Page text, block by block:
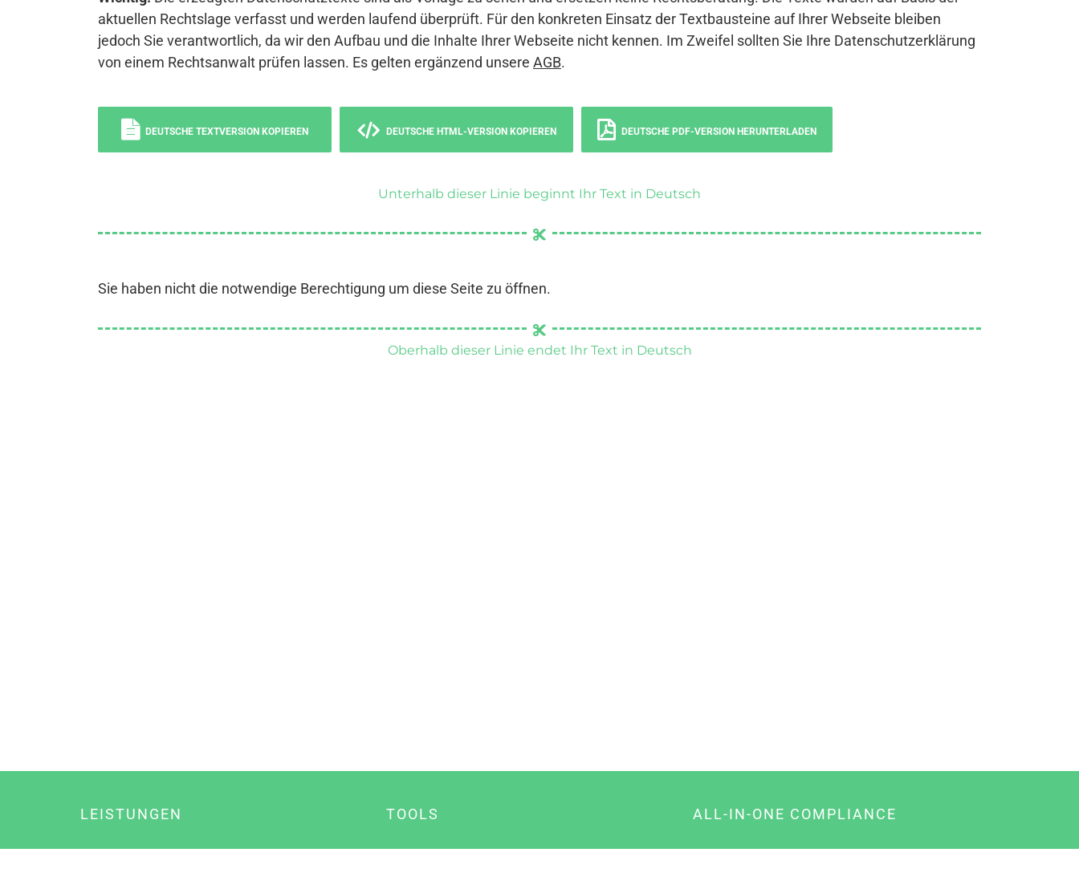
aktuellen Rechtslage verfasst und werden laufend überprüft. Für den konkreten Einsatz der Textbausteine auf Ihrer Webseite bleiben
jedoch Sie verantwortlich, da wir den Aufbau und die Inhalte Ihrer Webseite nicht kennen. Im Zweifel sollten Sie Ihre Datenschutzerklärung
von einem Rechtsanwalt prüfen lassen. Es gelten ergänzend unsere AGB.
DEUTSCHE TEXTVERSION KOPIEREN DEUTSCHE HTML-VERSION KOPIEREN DEUTSCHE PDF-VERSION HERUNTERLADEN
Unterhalb dieser Linie beginnt Ihr Text in Deutsch
Sie haben nicht die notwendige Berechtigung um diese Seite zu öffnen.
Oberhalb dieser Linie endet Ihr Text in Deutsch
LEISTUNGEN TOOLS ALL-IN-ONE COMPLIANCE